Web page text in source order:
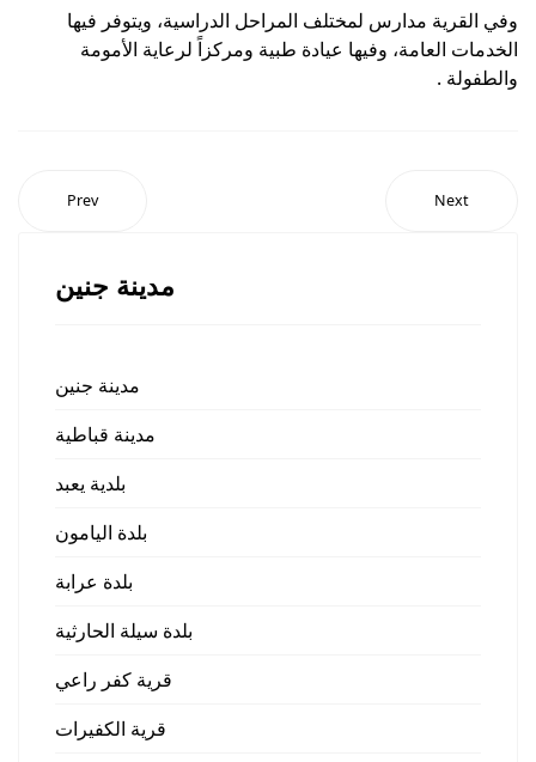
وفي القرية مدارس لمختلف المراحل الدراسية، ويتوفر فيها
الخدمات العامة، وفيها عيادة طبية ومركزاً لرعاية الأمومة
والطفولة .
Prev Next
مدينة جنين
مدينة جنين
مدينة قباطية
بلدية يعبد
بلدة اليامون
بلدة عرابة
بلدة سيلة الحارثية
قرية كفر راعي
قرية الكفيرات